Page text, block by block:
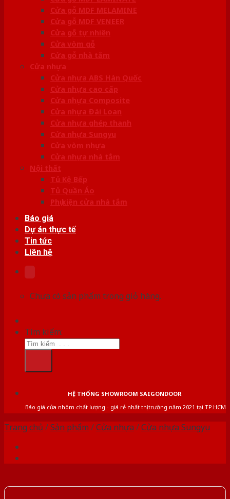
Cửa gỗ MDF MELAMINE
Cửa gỗ MDF VENEER
Cửa gỗ tự nhiên
Cửa vòm gỗ
Cửa gỗ nhà tắm
Cửa nhựa
Cửa nhựa ABS Hàn Quốc
Cửa nhựa cao cấp
Cửa nhựa Composite
Cửa nhựa Đài Loan
Cửa nhựa ghép thanh
Cửa nhựa Sungyu
Cửa vòm nhựa
Cửa nhựa nhà tắm
Nội thất
Tủ Kệ Bếp
Tủ Quần Áo
Phụ kiện cửa nhà tắm
Báo giá
Dự án thực tế
Tin tức
Liên hệ
Chưa có sản phẩm trong giỏ hàng.
Tìm kiếm:
HỆ THỐNG SHOWROOM SAIGONDOOR
Báo giá cửa nhôm chất lượng - giá rẻ nhất thị trường năm 2021 tại TP.HCM
Trang chủ /Sản phẩm /Cửa nhựa /Cửa nhựa Sungyu